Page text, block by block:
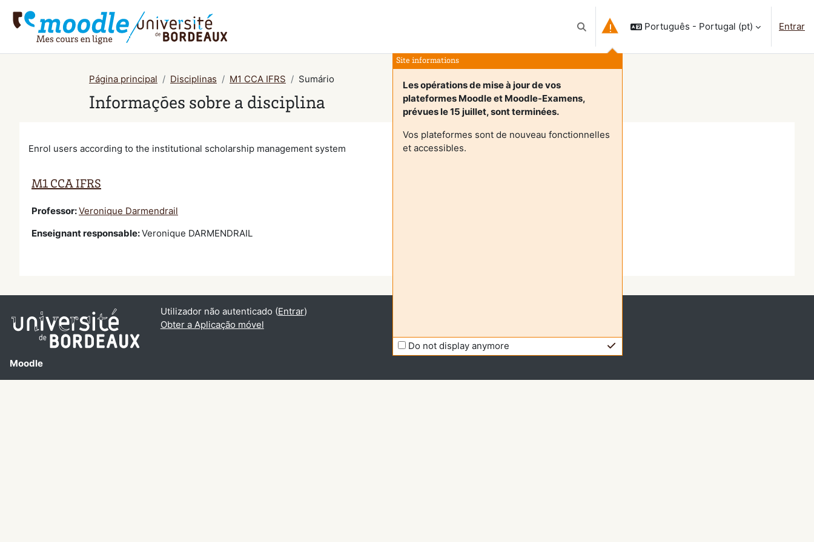
Alternar a entrada da pesquisa
Site informations
Les opérations de mise à jour de vos
plateformes Moodle et Moodle-Examens,
prévues le 15 juillet, sont terminées.
Vos plateformes sont de nouveau fonctionnelles
et accessibles.
Do not display anymore
Português - Portugal ‎(pt)‎ Entrar
Página principal Disciplinas M1 CCA IFRS Sumário
Informações sobre a disciplina
Enrol users according to the institutional scholarship management system
M1 CCA IFRS
Professor:Veronique Darmendrail
Enseignant responsable:Veronique DARMENDRAIL
Moodle
Utilizador não autenticado (Entrar)
Obter a Aplicação móvel